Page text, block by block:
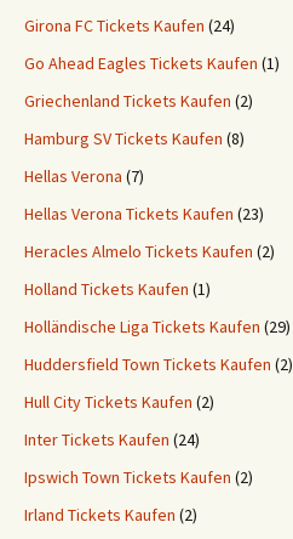
Girona FC Tickets Kaufen (24)
Go Ahead Eagles Tickets Kaufen (1)
Griechenland Tickets Kaufen (2)
Hamburg SV Tickets Kaufen (8)
Hellas Verona (7)
Hellas Verona Tickets Kaufen (23)
Heracles Almelo Tickets Kaufen (2)
Holland Tickets Kaufen (1)
Holländische Liga Tickets Kaufen (29)
Huddersfield Town Tickets Kaufen (2)
Hull City Tickets Kaufen (2)
Inter Tickets Kaufen (24)
Ipswich Town Tickets Kaufen (2)
Irland Tickets Kaufen (2)